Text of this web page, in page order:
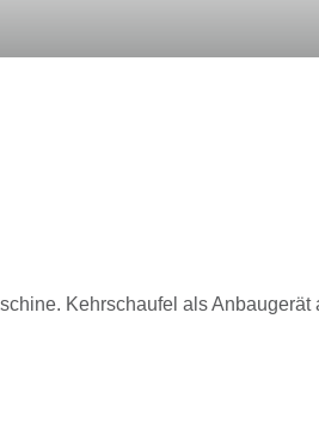
Kehrschaufel als Anbaugerät